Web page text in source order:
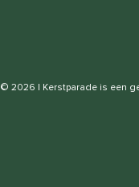
© 2026 | Kerstparade is een